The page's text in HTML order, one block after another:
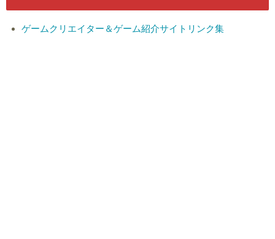
ゲームクリエイター＆ゲーム紹介サイトリンク集